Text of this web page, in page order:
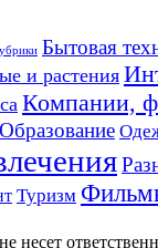
Бытовая
и растения
Компании,
Образование
Туризм
несет